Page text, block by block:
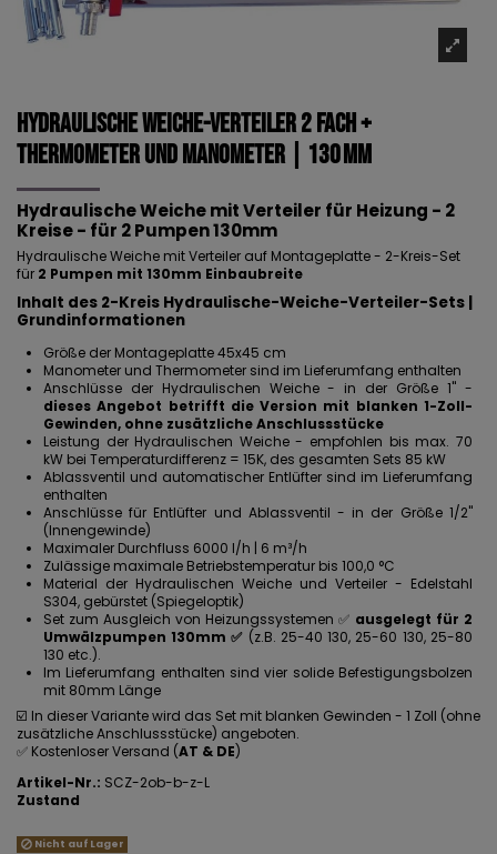
Hydraulische Weiche-Verteiler 2 Fach +
Thermometer und Manometer | 130 mm
Hydraulische Weiche mit Verteiler für Heizung - 2
Kreise - für 2 Pumpen 130mm
Hydraulische Weiche mit Verteiler auf Montageplatte - 2-Kreis-Set
für 2 Pumpen mit 130mm Einbaubreite
Inhalt des 2-Kreis Hydraulische-Weiche-Verteiler-Sets |
Grundinformationen
Größe der Montageplatte 45x45 cm
Manometer und Thermometer sind im Lieferumfang enthalten
Anschlüsse der Hydraulischen Weiche - in der Größe 1" -
dieses Angebot betrifft die Version mit blanken 1-Zoll-
Gewinden, ohne zusätzliche Anschlussstücke
Leistung der Hydraulischen Weiche - empfohlen bis max. 70
kW bei Temperaturdifferenz = 15K, des gesamten Sets 85 kW
Ablassventil und automatischer Entlüfter sind im Lieferumfang
enthalten
Anschlüsse für Entlüfter und Ablassventil - in der Größe 1/2"
(Innengewinde)
Maximaler Durchfluss 6000 l/h | 6 m³/h
Zulässige maximale Betriebstemperatur bis 100,0 °C
Material der Hydraulischen Weiche und Verteiler - Edelstahl
S304, gebürstet (Spiegeloptik)
Set zum Ausgleich von Heizungssystemen ✅ ausgelegt für 2
Umwälzpumpen 130mm ✅ (z.B. 25-40 130, 25-60 130, 25-80
130 etc.).
Im Lieferumfang enthalten sind vier solide Befestigungsbolzen
mit 80mm Länge
☑️ In dieser Variante wird das Set mit blanken Gewinden - 1 Zoll (ohne
zusätzliche Anschlussstücke) angeboten.
✅ Kostenloser Versand (AT & DE)
Artikel-Nr.: SCZ-2ob-b-z-L
Zustand
Nicht auf Lager